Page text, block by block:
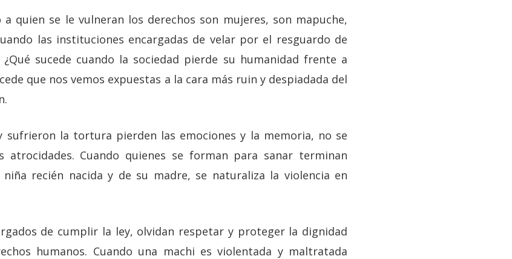
a quien se le vulneran los derechos son mujeres, son mapuche,
las instituciones encargadas de velar por el resguardo de
sucede cuando la sociedad pierde su humanidad frente a
que nos vemos expuestas a la cara más ruin y despiadada del
sufrieron la tortura pierden las emociones y la memoria, no se
Cuando quienes se forman para sanar terminan
recién nacida y de su madre, se naturaliza la violencia en
de cumplir la ley, olvidan respetar y proteger la dignidad
humanos. Cuando una machi es violentada y maltratada